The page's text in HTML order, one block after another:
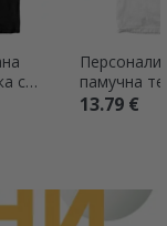
с
памучна
текст -
13.79 €